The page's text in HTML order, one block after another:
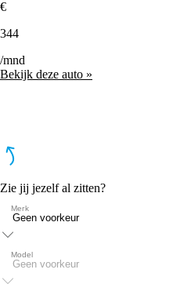
€
344
/mnd
Bekijk deze auto »
Zie jij jezelf al zitten?
Merk
Model